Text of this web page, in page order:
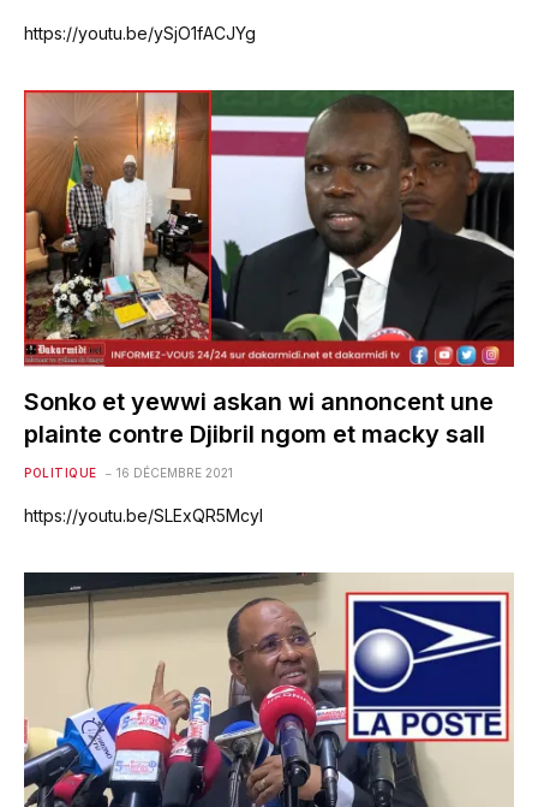
https://youtu.be/ySjO1fACJYg
Sonko et yewwi askan wi annoncent une
plainte contre Djibril ngom et macky sall
POLITIQUE 16 DÉCEMBRE 2021
https://youtu.be/SLExQR5McyI